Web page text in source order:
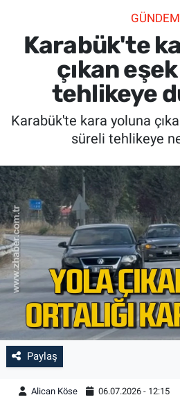
GÜNDEM
Karabük'te
çıkan
tehlikeye
Karabük'te kara yoluna
süreli tehlikeye
Paylaş
Alican Köse 06.07.2026 - 12:15
SAĞLIK